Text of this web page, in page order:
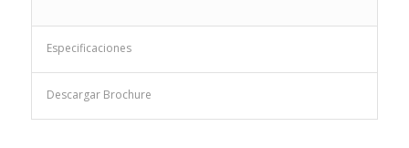
Especificaciones
Descargar Brochure